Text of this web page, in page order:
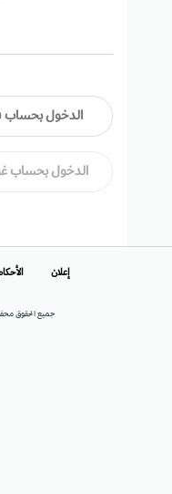
الدخول بحساب
الدخول بحساب
جميع الحقوق
إعلان